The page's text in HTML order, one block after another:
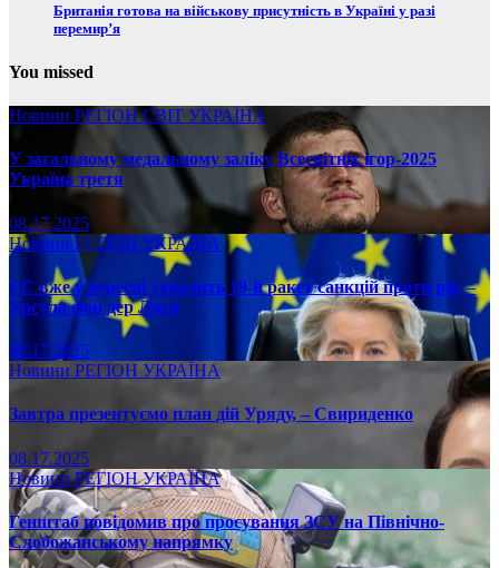
Британія готова на військову присутність в Україні у разі
перемир’я
You missed
Новини РЕГІОНСВІТ УКРАЇНА
У загальному медальному заліку Всесвітніх ігор-2025
Україна третя
08.17.2025
НовиниРЕГІОН УКРАЇНА
ЄС вже у вересні ухвалить 19-й ракет санкцій проти рф, –
Урсула фон дер Ляєн
08.17.2025
Новини РЕГІОН УКРАЇНА
Завтра презентуємо план дій Уряду, – Свириденко
08.17.2025
НовиниРЕГІОНУКРАЇНА
Генштаб повідомив про просування ЗСУ на Північно-
Слобожанському напрямку